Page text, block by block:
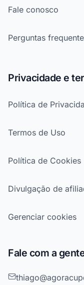
Fale conosco
Perguntas
Privacidade e
Política de
Termos de Uso
Política de Cookies
Divulgação de
Gerenciar cookies
Fale com a